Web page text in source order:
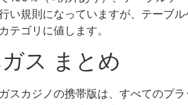
い規則になっていますが、テーブ
テゴリに値します。
ス まとめ
スカジノの携帯版は、すべてのプ